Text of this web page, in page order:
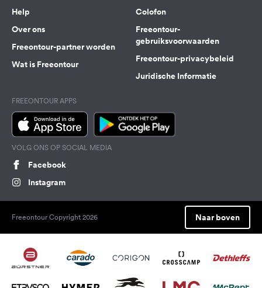
Help
Over ons
Freeontour-partner worden
Wat is Freeontour
Colofon
Freeontour-
gebruiksvoorwaarden
Freeontour-privacybeleid
Juridische Informatie
FREEONTOUR APPS
VOLG ONS OP SOCIAL MEDIA
Facebook
Instagram
Freeontour Copyright 2026 Naar boven